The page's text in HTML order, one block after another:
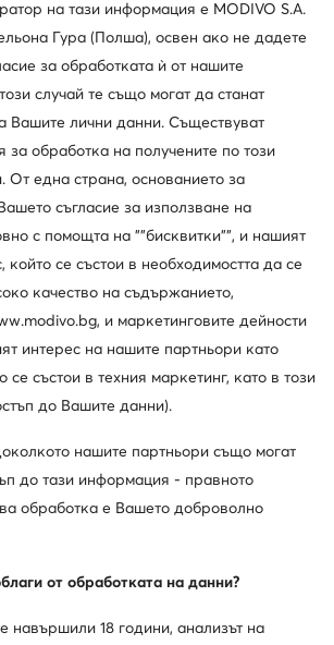
и готови за динамика във всеки
колебайте да ги съчетаете с дълго
или в друг цвят или пък с любимото си
ви. С тях с лекота може да
на аксесоари. За да откриете Nike
от филтъра този цвят. След няма
ви ще се подредят различни обувки
до модели за перфектната
може да ги сортирате по
и сезон. С един клик ще добиете
моделите в черно в промоция.
Air Force – често задавани
мъже – откъде да ги купим?
Nike Air Force, може да следите
в онлайн магазин Obuvki. Стараем се
продуктовия асортимент и да
цена. За да пазарувате изгодно,
модел и го следете в профила си в
Nike Air Force – как да ги перем?
изискват по-специална грижа.
от която са изработени, зависи как
да бъдат забърсани, ако се зацапат.
внимателно на ръка или в
торба за целта.
са търсили също
Дамски сандали с тънък ток
на тази информация е MODIVO S.A.
Гура (Полша), освен ако не дадете
за обработката ѝ от нашите
случай те също могат да станат
Вашите лични данни. Съществуват
за обработка на получените по този
От една страна, основанието за
съгласие за използване на
с помощта на ""бисквитки"", и нашият
който се състои в необходимостта да се
качество на съдържанието,
и маркетинговите дейности
интерес на нашите партньори като
се състои в техния маркетинг, като в този
до Вашите данни).
нашите партньори също могат
до тази информация - правното
обработка е Вашето доброволно
от обработката на данни?
навършили 18 години, анализът на